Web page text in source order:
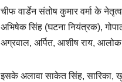
चीफ वार्डेन संतोष कुमार वर्मा के
अभिषेक सिंह (घटना नियंत्रक),
अग्रवाल, अर्पित, आशीष राय, आलोक
इसके अलावा साकेत सिंह, सारिका,